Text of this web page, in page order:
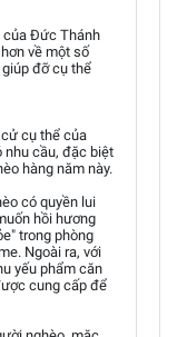
của Đức Thánh
về một số
đỡ cụ thể
cụ thể của
nhu cầu, đặc biệt
hàng năm này.
có quyền lui
hồi hương
trong phòng
Ngoài ra, với
yếu phẩm căn
cung cấp để